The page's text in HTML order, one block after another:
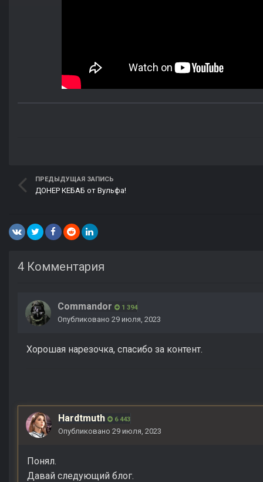
ПРЕДЫДУЩАЯ ЗАПИСЬ
ДОНЕР КЕБАБ от Вульфа!
4 Комментария
Commandor 1 394
Опубликовано 29 июля, 2023
Хорошая нарезочка, спасибо за контент.
Hardtmuth 6 443
Опубликовано 29 июля, 2023
Понял.
Давай следующий блог.